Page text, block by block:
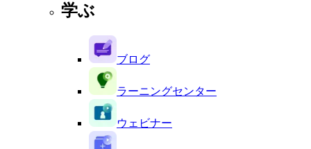
学ぶ
ブログ
ラーニングセンター
ウェビナー